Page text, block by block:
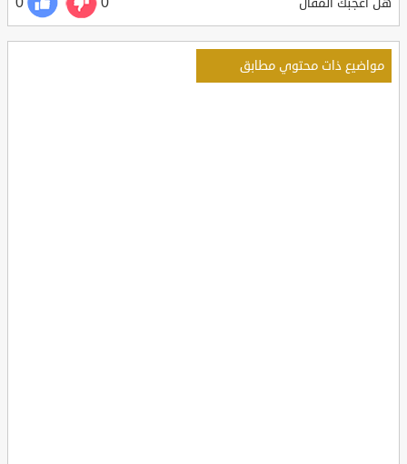
مواضيع ذات محتوي مطابق